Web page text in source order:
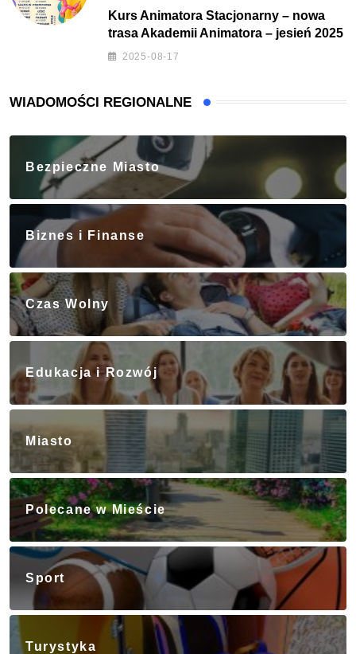
Kurs Animatora Stacjonarny – nowa
trasa Akademii Animatora – jesień 2025
2025-08-17
WIADOMOŚCI REGIONALNE
Bezpieczne Miasto
Biznes i Finanse
Czas Wolny
Edukacja i Rozwój
Miasto
Polecane w Mieście
Sport
Turystyka